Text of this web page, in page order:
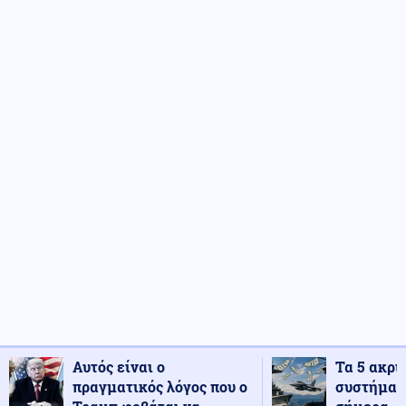
Αυτός είναι ο
πραγματικός λόγος που ο
Τα 5